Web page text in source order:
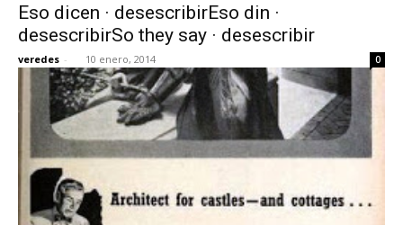
Eso dicen · desescribirEso din ·
desescribirSo they say · desescribir
veredes - 10 enero, 2014 0